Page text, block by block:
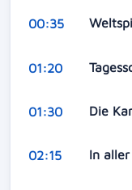
00:35
01:20
01:30 Die
02:15 In aller